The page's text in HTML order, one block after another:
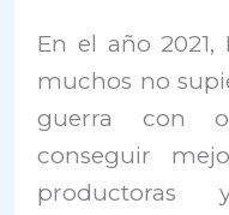
En el año
muchos no
guerra con
conseguir
productoras